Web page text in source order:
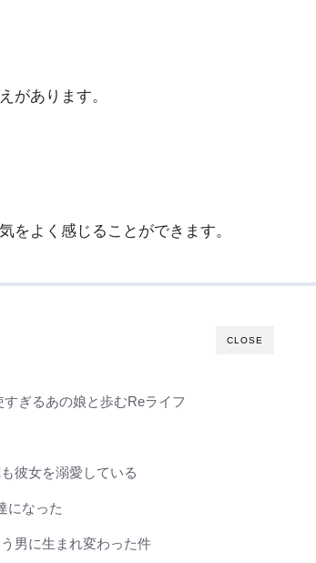
があります。
をよく感じることができます。
CLOSE
ぎるあの娘と歩むReライフ
彼女を溺愛している
になった
男に生まれ変わった件